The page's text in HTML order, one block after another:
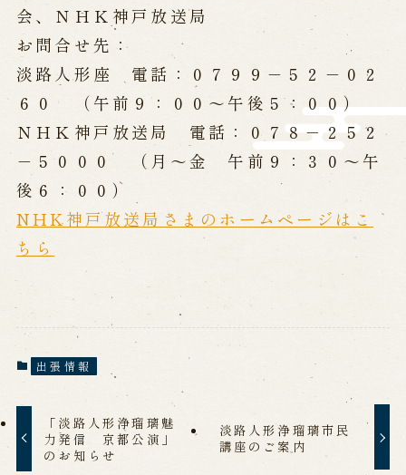
Usage Info
Opening Dates and Admission
Access
Indoor Introduction
Contact Us
FAQ Email us Call us
Reservation
Online Reservation
Reservation via e-mail form
Phone Reservations
求人情報
会、ＮＨＫ神戸放送局
お問合せ先：
淡路人形座 電話：０７９９－５２－０２
６０ （午前９：００～午後５：００）
ＮＨＫ神戸放送局 電話：０７８－２５２
－５０００ （月～金 午前９：３０～午
後６：００）
NHK神戸放送局さまのホームページはこ
ちら
出張情報
「淡路人形浄瑠璃魅
力発信 京都公演」
のお知らせ
淡路人形浄瑠璃市民
講座のご案内